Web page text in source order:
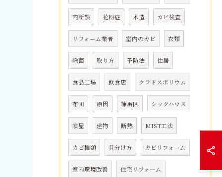
内断熱 花粉症 木造 カビ検査
リフォーム業者 室内のカビ 衣類
除菌 取り方 予防法 住居
食品工場 飲食店 クラドスポリウム
布団 原因 練馬区 シックハウス
家屋 建物 断熱 MIST工法
カビ種類 見分け方 カビリフォーム
室内環境改善 住宅リフォーム